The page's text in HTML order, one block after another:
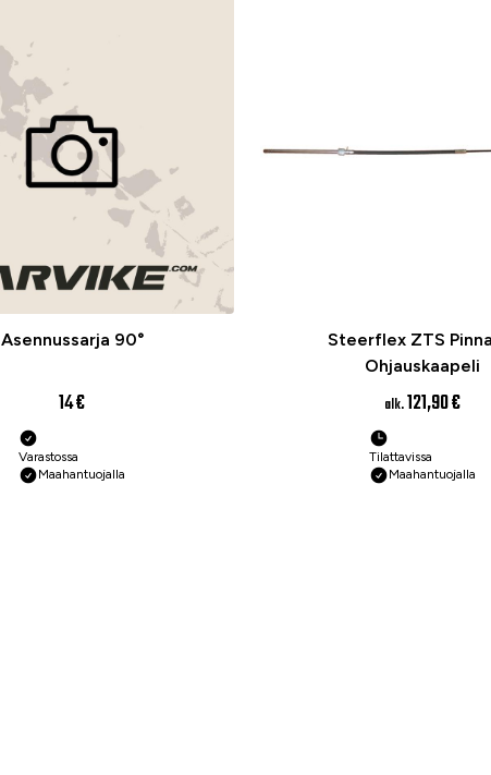
Asennussarja 90°
14 €
Varastossa
Maahantuojalla
Steerflex ZTS
Ohjauskaapeli
alk.121,90 €
Tilattavissa
Maahantuojalla